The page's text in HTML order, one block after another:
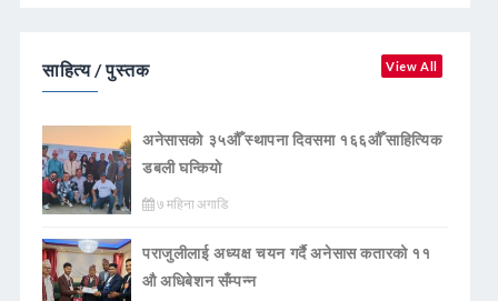
साहित्य / पुस्तक View All
अनेसासको ३५औँ स्थापना दिवसमा १६६औँ साहित्यिक
डबली घन्कियाे
७ महिना अगाडि
पराजुलीलाई अध्यक्ष चयन गर्दै अनेसास कतारको ११
औ अधिबेशन सँम्पन्न